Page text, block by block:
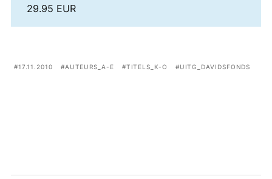
29.95 EUR
17.11.2010 AUTEURS_A-E TITELS_K-O UITG_DAVIDSFONDS